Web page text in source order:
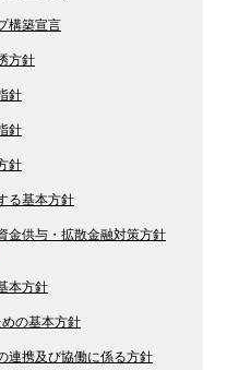
構築宣言
方針
針
針
針
る基本方針
金供与・拡散金融対策方針
本方針
の基本方針
連携及び協働に係る方針